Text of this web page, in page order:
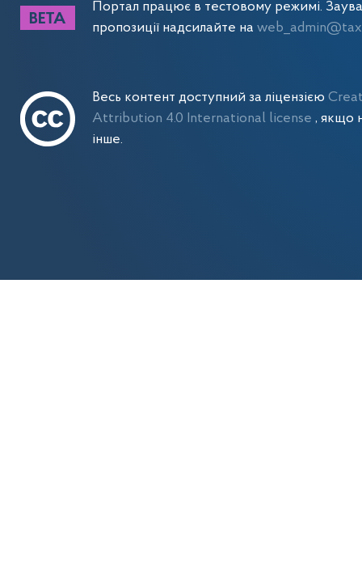
Портал працює в тестовому режимі.
пропозиції надсилайте на
Весь контент доступний за ліцензією
Attribution 4.0 International license, якщо
інше.